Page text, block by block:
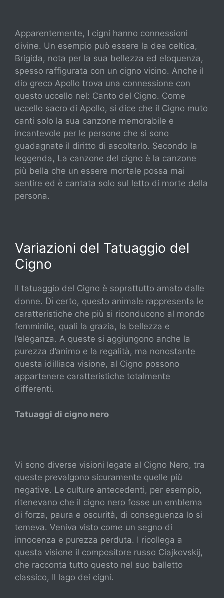
Apparentemente, I cigni hanno connessioni
divine. Un esempio può essere la dea celtica,
Brigida, nota per la sua bellezza ed eloquenza,
spesso raffigurata con un cigno vicino. Anche il
dio greco Apollo trova una connessione con
questo uccello nel: Canto del Cigno. Come
uccello sacro di Apollo, si dice che il Cigno muto
canti solo la sua canzone memorabile e
incantevole per le persone che si sono
guadagnate il diritto di ascoltarlo. Secondo la
leggenda, La canzone del cigno è la canzone
più bella che un essere mortale possa mai
sentire ed è cantata solo sul letto di morte della
persona.
Variazioni del Tatuaggio del
Cigno
Il tatuaggio del Cigno è soprattutto amato dalle
donne. Di certo, questo animale rappresenta le
caratteristiche che più si riconducono al mondo
femminile, quali la grazia, la bellezza e
l’eleganza. A queste si aggiungono anche la
purezza d’animo e la regalità, ma nonostante
questa idilliaca visione, al Cigno possono
appartenere caratteristiche totalmente
differenti.
Tatuaggi di cigno nero
Vi sono diverse visioni legate al Cigno Nero, tra
queste prevalgono sicuramente quelle più
negative. Le culture antecedenti, per esempio,
ritenevano che il cigno nero fosse un emblema
di forza, paura e oscurità, di conseguenza lo si
temeva. Veniva visto come un segno di
innocenza e purezza perduta. I ricollega a
questa visione il compositore russo Ciajkovskij,
che racconta tutto questo nel suo balletto
classico, Il lago dei cigni.